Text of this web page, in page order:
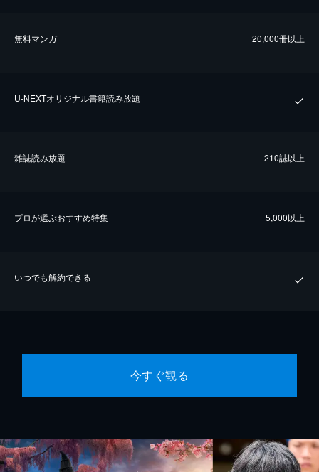
無料マンガ 20,000冊以上
U-NEXTオリジナル書籍読み放題
雑誌読み放題 210誌以上
プロが選ぶおすすめ特集 5,000以上
いつでも解約できる
今すぐ観る